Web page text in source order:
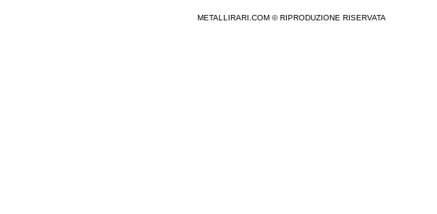
METALLIRARI.COM © RIPRODUZIONE RISERVATA